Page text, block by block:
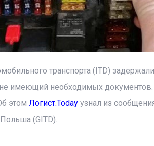
транспорта (ITD)
не имеющий необходимых
этом Логист.Todayузнал из
(GITD).